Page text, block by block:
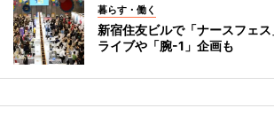
暮らす・働く
新宿住友ビルで「ナースフェ
ライブや「腕-1」企画も